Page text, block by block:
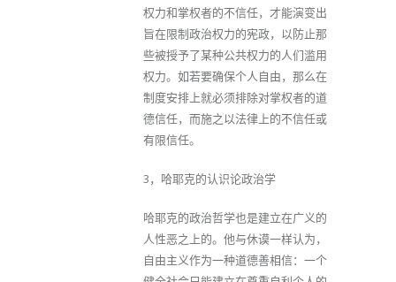
权力和掌权者的不信任，才能演变出
旨在限制政治权力的宪政，以防止那
些被授予了某种公共权力的人们滥用
权力。如若要确保个人自由，那么在
制度安排上就必须排除对掌权者的道
德信任，而施之以法律上的不信任或
有限信任。
3，哈耶克的认识论政治学
哈耶克的政治哲学也是建立在广义的
人性恶之上的。他与休谟一样认为，
自由主义作为一种道德善相信：一个